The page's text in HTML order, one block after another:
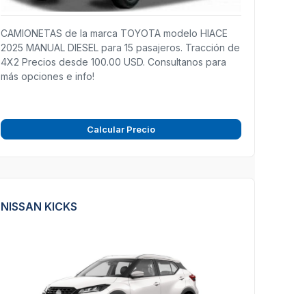
CAMIONETAS de la marca TOYOTA modelo HIACE
2025 MANUAL DIESEL para 15 pasajeros. Tracción de
4X2 Precios desde 100.00 USD. Consultanos para
más opciones e info!
Calcular Precio
NISSAN KICKS